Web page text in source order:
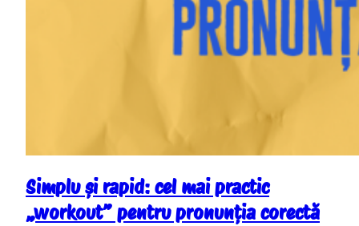
Simplu și rapid: cel mai practic
„workout” pentru pronunția corectă